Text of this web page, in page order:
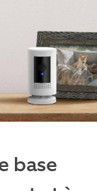
base